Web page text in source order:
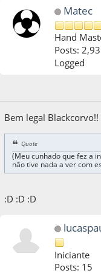
Matec
Hand
Posts:
Logged
Bem legal
Quote
(Meu cunhado que fez a
não tive nada a ver com
:D :D :D
Iniciante
Posts: 15